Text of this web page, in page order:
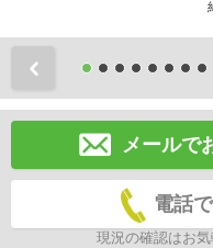
メールで
電話
現況の確認はお気